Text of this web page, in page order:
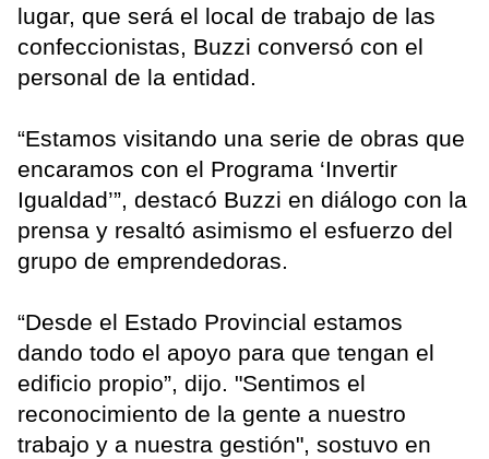
lugar, que será el local de trabajo de las
confeccionistas, Buzzi conversó con el
personal de la entidad.
“Estamos visitando una serie de obras que
encaramos con el Programa ‘Invertir
Igualdad’”, destacó Buzzi en diálogo con la
prensa y resaltó asimismo el esfuerzo del
grupo de emprendedoras.
“Desde el Estado Provincial estamos
dando todo el apoyo para que tengan el
edificio propio”, dijo. "Sentimos el
reconocimiento de la gente a nuestro
trabajo y a nuestra gestión", sostuvo en